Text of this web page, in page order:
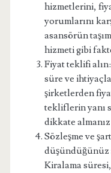
hizmetlerini,
yorumlarını
asansörün
hizmeti gibi
Fiyat teklifi
süre ve
şirketlerden
tekliflerin yanı
dikkate
Sözleşme ve
düşündüğünüz
Kiralama